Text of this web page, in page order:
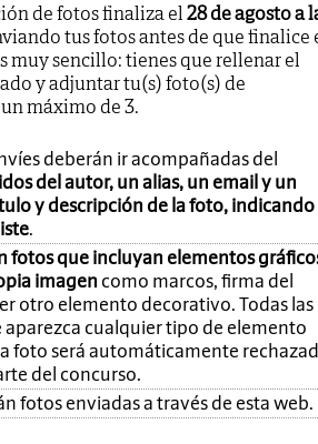
de fotos finaliza el28 de agosto a
tus fotos antes de que finalice
muy sencillo: tienes que rellenar el
y adjuntar tu(s) foto(s) de
máximo de 3.
deberán ir acompañadas del
del autor, un alias, un email y un
y descripción de la foto, indicando
.
fotos que incluyan elementos
imagen como marcos, firma del
otro elemento decorativo. Todas las
aparezca cualquier tipo de elemento
foto será automáticamente
del concurso.
fotos enviadas a través de esta web.